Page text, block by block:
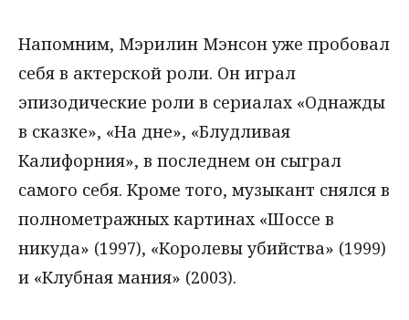
Напомним, Мэрилин Мэнсон уже пробовал
себя в актерской роли. Он играл
эпизодические роли в сериалах «Однажды
в сказке», «На дне», «Блудливая
Калифорния», в последнем он сыграл
самого себя. Кроме того, музыкант снялся в
полнометражных картинах «Шоссе в
никуда» (1997), «Королевы убийства» (1999)
и «Клубная мания» (2003).